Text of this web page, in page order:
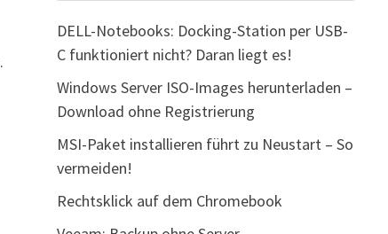
.
DELL-Notebooks: Docking-Station per USB-
C funktioniert nicht? Daran liegt es!
Windows Server ISO-Images herunterladen –
Download ohne Registrierung
MSI-Paket installieren führt zu Neustart – So
vermeiden!
Rechtsklick auf dem Chromebook